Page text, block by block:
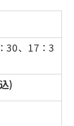
30、17：3
)